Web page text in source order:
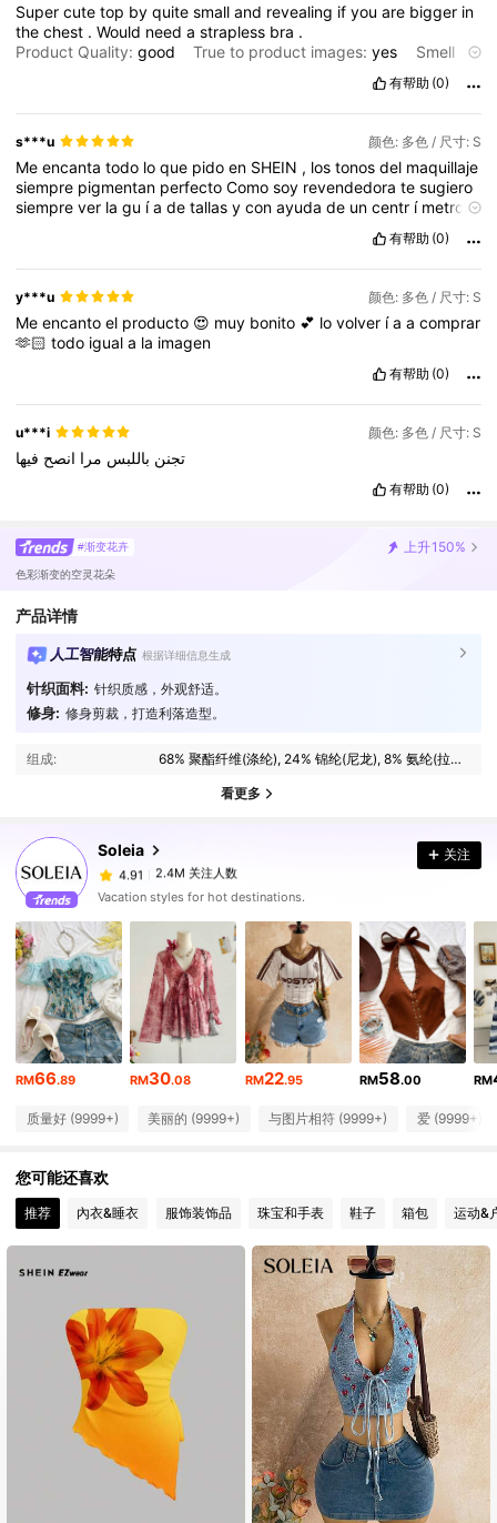
Supercutetop byquitesmalland revealing ifyouare bigger in
thechest .Would needastrapless bra .
Product Quality:good True to product images:yes
Smell
有帮助 (0)
s***u 颜色: 多色 / 尺寸: S
Meencantatodo loque pidoen SHEIN , lostonosdel maquillaje
siempre pigmentan perfectoComosoy revendedoratesugiero
siemprever lagu íadetallasyconayudade uncentr í metro
s,siempre
revisalasreseñasdelosotroscompradoresparaque
encuentres
una cuerpo y tambi é
n
paraquepuedas delproductoesla
queesperas, nosiempretedejesguiardelafotoquetepone
SHEIN,Bendiciones❤️🙏
有帮助 (0)
y***u 颜色: 多色 / 尺寸: S
Meencantoel producto 😍 muy bonito 💕 lovolver íaacomprar
🫶🏻todo iguala la imagen
有帮助 (0)
u***i 颜色: 多色 / 尺寸: S
تجنن باللبس مرا انصح فيها
有帮助 (0)
#渐变花卉 上升150%
色彩渐变的空灵花朵
产品详情
人工智能特点 根据详细信息生成
针织面料: 针织质感，外观舒适。
修身: 修身剪裁，打造利落造型。
组成: 68% 聚酯纤维(涤纶), 24% 锦纶(尼龙), 8% 氨纶(拉架)
看更多
Soleia
4.91 2.4M 关注人数
2.4M 关注人数
4.91
2.4M 关注人数
d***z
支付了1天前
4.91 2.4M 关注人数
4.91 2.4M 关注人数
4.91 2.4M 关注人数
4.91 2.4M 关注人数
4.91 2.4M 关注人数
关注
Vacation styles for hot destinations.
RM66.89 RM30.08 RM22.95 RM58.00 RM
质量好 (9999+) 美丽的 (9999+) 与图片相符 (9999+) 爱 (9999+)
您可能还喜欢
推荐 內衣&睡衣 服饰装饰品 珠宝和手表 鞋子 箱包 运动&